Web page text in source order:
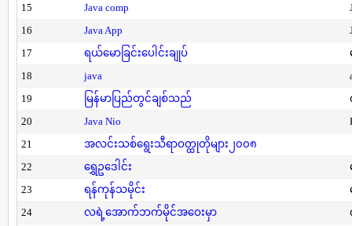
15
Java comp
16
Java App
17
ရယ်မောခြင်းပေါင်းချုပ်
18
java
19
မြန်မာပြည်တွင်ချစ်သည်
20
Java Nio
21
အလင်းသစ်ရွေးသီရာဝတ္ထုတိုများ၂၀၀၈
22
ရွှေဥဒေါင်း
23
ရန်ကုန်သမိုင်း
24
လရဲ့အောက်ဘက်မိုင်အဝေးမှာ